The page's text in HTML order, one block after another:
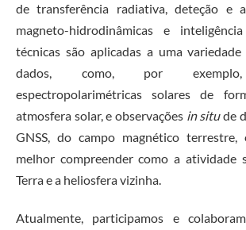
de transferência radiativa, deteção e
magneto-hidrodinâmicas e
técnicas são aplicadas a uma
dados, como, por exemplo,
espectropolarimétricas solares de
atmosfera solar, e observações in situde
GNSS, do campo magnético
melhor compreender como a atividade
Terra e a heliosfera vizinha.
Atualmente, participamos e